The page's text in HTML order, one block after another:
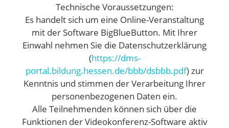
Technische Voraussetzungen:
Es handelt sich um eine Online-Veranstaltung
mit der Software BigBlueButton. Mit Ihrer
Einwahl nehmen Sie die Datenschutzerklärung
(https://dms-
portal.bildung.hessen.de/bbb/dsbbb.pdf) zur
Kenntnis und stimmen der Verarbeitung Ihrer
personenbezogenen Daten ein.
Alle Teilnehmenden können sich über die
Funktionen der Videokonferenz-Software aktiv